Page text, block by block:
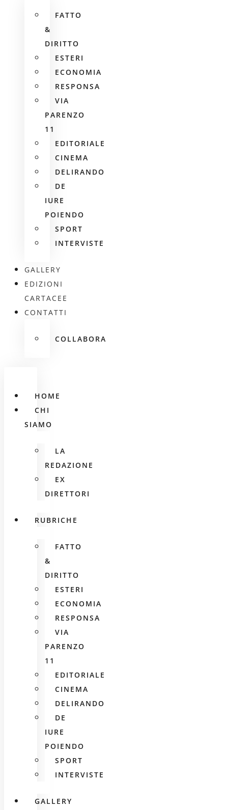
FATTO
&
DIRITTO
ESTERI
ECONOMIA
RESPONSA
VIA
PARENZO
11
EDITORIALE
CINEMA
DELIRANDO
DE
IURE
POIENDO
SPORT
INTERVISTE
GALLERY
EDIZIONI
CARTACEE
CONTATTI
COLLABORA
HOME
CHI
SIAMO
LA
REDAZIONE
EX
DIRETTORI
RUBRICHE
FATTO
&
DIRITTO
ESTERI
ECONOMIA
RESPONSA
VIA
PARENZO
11
EDITORIALE
CINEMA
DELIRANDO
DE
IURE
POIENDO
SPORT
INTERVISTE
GALLERY